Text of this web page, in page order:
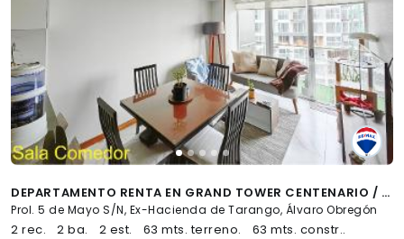
DEPARTAMENTO RENTA EN GRAND TOWER CENTENARIO / 63M2 CON BALCÓN - (34)
Prol. 5 de Mayo S/N, Ex-Hacienda de Tarango, Álvaro Obregón
2 rec. 2 ba. 2 est. 63 mts. terreno. 63 mts. constr..